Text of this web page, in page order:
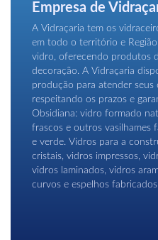
Empresa de
A Vidraçaria tem os
em todo o território e
vidro, oferecendo produtos
decoração. A Vidraçaria
produção para atender seus
respeitando os prazos e
Obsidiana: vidro formado
frascos e outros vasilhames
e verde. Vidros para a
cristais, vidros impressos,
vidros laminados, vidros
curvos e espelhos